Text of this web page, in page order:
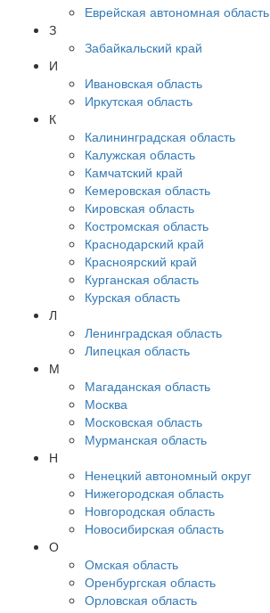
Еврейская автономная область
З
Забайкальский край
И
Ивановская область
Иркутская область
К
Калининградская область
Калужская область
Камчатский край
Кемеровская область
Кировская область
Костромская область
Краснодарский край
Красноярский край
Курганская область
Курская область
Л
Ленинградская область
Липецкая область
М
Магаданская область
Москва
Московская область
Мурманская область
Н
Ненецкий автономный округ
Нижегородская область
Новгородская область
Новосибирская область
О
Омская область
Оренбургская область
Орловская область